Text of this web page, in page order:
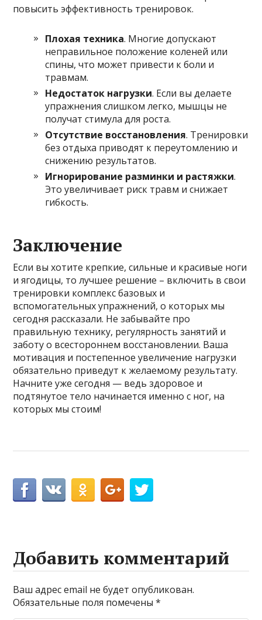
повысить эффективность тренировок.
Плохая техника. Многие допускают
неправильное положение коленей или
спины, что может привести к боли и
травмам.
Недостаток нагрузки. Если вы делаете
упражнения слишком легко, мышцы не
получат стимула для роста.
Отсутствие восстановления. Тренировки
без отдыха приводят к переутомлению и
снижению результатов.
Игнорирование разминки и растяжки.
Это увеличивает риск травм и снижает
гибкость.
Заключение
Если вы хотите крепкие, сильные и красивые ноги
и ягодицы, то лучшее решение – включить в свои
тренировки комплекс базовых и
вспомогательных упражнений, о которых мы
сегодня рассказали. Не забывайте про
правильную технику, регулярность занятий и
заботу о всестороннем восстановлении. Ваша
мотивация и постепенное увеличение нагрузки
обязательно приведут к желаемому результату.
Начните уже сегодня — ведь здоровое и
подтянутое тело начинается именно с ног, на
которых мы стоим!
Добавить комментарий
Ваш адрес email не будет опубликован.
Обязательные поля помечены*